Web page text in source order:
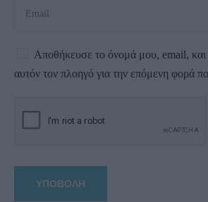
Αποθήκευσε το όνομά μου, email, και
αυτόν τον πλοηγό για την επόμενη φορά